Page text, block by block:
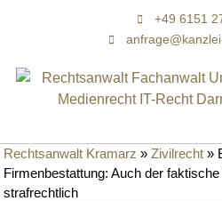
+49 6151
Rechtsanwalt Kramarz »Zivilrecht »
Firmenbestattung: Auch der
strafrechtlich